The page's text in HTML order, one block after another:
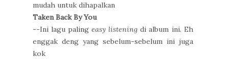
mudah untuk dihapalkan
Taken Back By You
--Ini lagu palingeasy listening di album ini. Eh
enggak deng yang sebelum-sebelum ini juga
kok